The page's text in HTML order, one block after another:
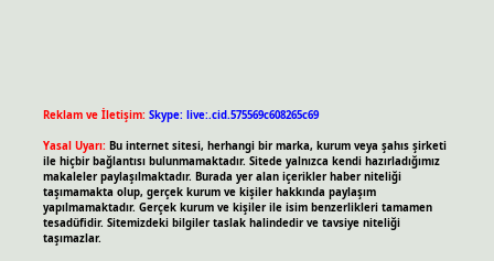
Reklam ve İletişim: Skype: live:.cid.575569c608265c69
Yasal Uyarı: Bu internet sitesi, herhangi bir marka, kurum veya şahıs şirketi
ile hiçbir bağlantısı bulunmamaktadır. Sitede yalnızca kendi hazırladığımız
makaleler paylaşılmaktadır. Burada yer alan içerikler haber niteliği
taşımamakta olup, gerçek kurum ve kişiler hakkında paylaşım
yapılmamaktadır. Gerçek kurum ve kişiler ile isim benzerlikleri tamamen
tesadüfidir. Sitemizdeki bilgiler taslak halindedir ve tavsiye niteliği
taşımazlar.